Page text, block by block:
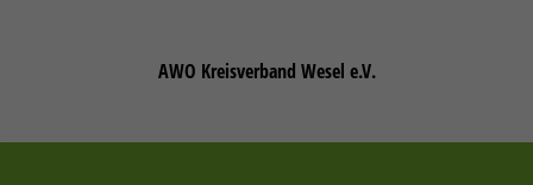
AWO Kreisverband Wesel e.V.